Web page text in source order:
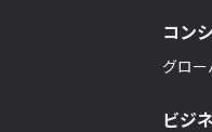
コン
グロー
ビジ